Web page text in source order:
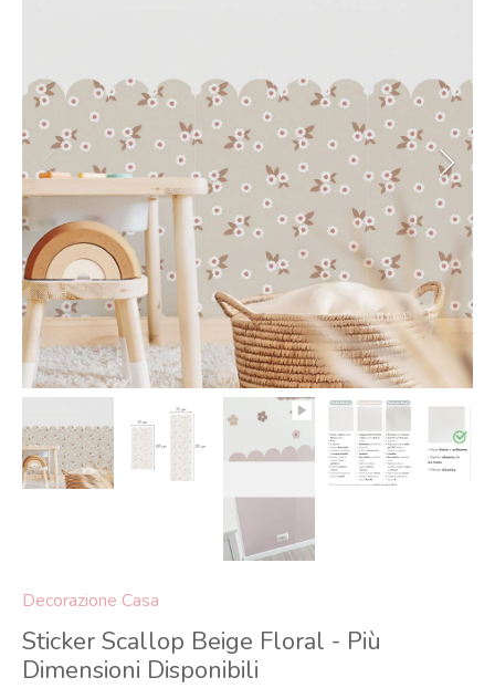
Decorazione Casa
Sticker Scallop Beige Floral - Più
Dimensioni Disponibili